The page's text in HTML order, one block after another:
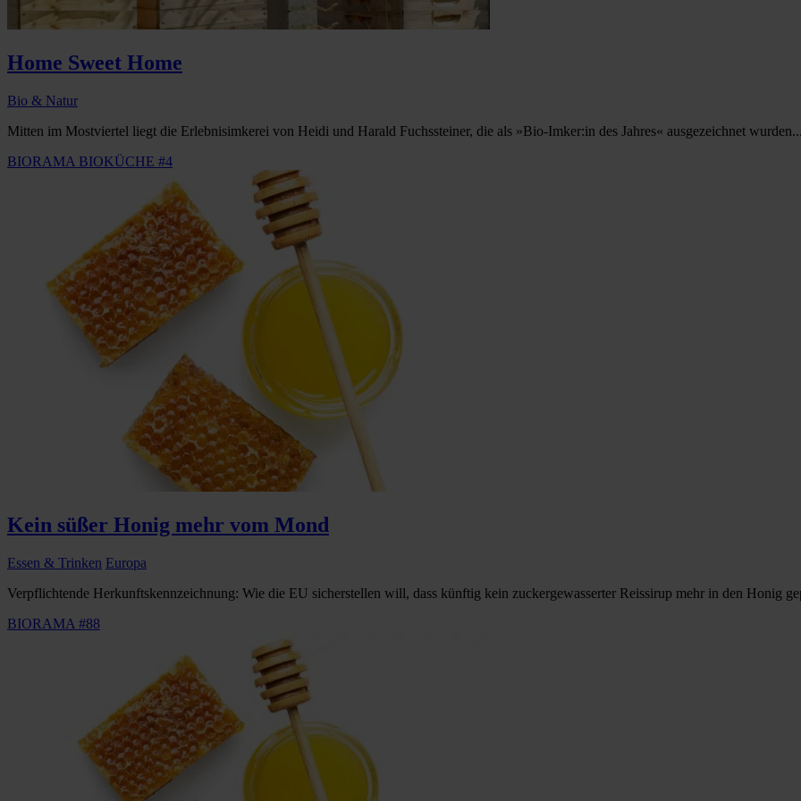
Home Sweet Home
Bio & Natur
Mitten im Mostviertel liegt die Erlebnisimkerei von Heidi und Harald Fuchssteiner, die als »Bio-Imker:in des Jahres« ausgezeichnet
BIORAMA BIOKÜCHE #4
Kein süßer Honig mehr vom Mond
Essen & Trinken Europa
Verpflichtende Herkunftskennzeichnung: Wie die EU sicherstellen will, dass künftig kein zuckergewasserter Reissirup mehr in den Honig
BIORAMA #88